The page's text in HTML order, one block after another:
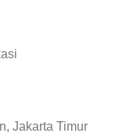
Jakarta Timur